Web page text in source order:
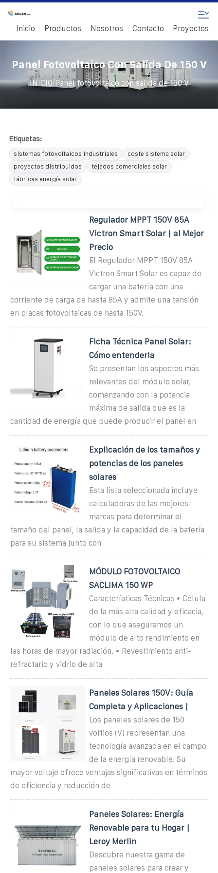
Inicio Productos Nosotros Contacto Proyectos
Panel Fotovoltaico Con Salida De 150 V
INICIO/Panel fotovoltaico con salida de 150 V
Etiquetas:
sistemas fotovoltaicos industriales
coste sistema solar
proyectos distribuidos
tejados comerciales solar
fábricas energía solar
Regulador MPPT 150V 85A
Victron Smart Solar | al Mejor
Precio
El Regulador MPPT 150V 85A
Victron Smart Solar es capaz de
cargar una batería con una
corriente de carga de hasta 85A y admite una tensión
en placas fotovoltaicas de hasta 150V.
Ficha Técnica Panel Solar:
Cómo entenderla
Se presentan los aspectos más
relevantes del módulo solar,
comenzando con la potencia
máxima de salida que es la
cantidad de energía que puede producir el panel en
Explicación de los tamaños y
potencias de los paneles
solares
Esta lista seleccionada incluye
calculadoras de las mejores
marcas para determinar el
tamaño del panel, la salida y la capacidad de la batería
para su sistema junto con
MÓDULO FOTOVOLTAICO
SACLIMA 150 WP
Caracteríaticas Técnicas • Célula
de la más alta calidad y eficacia,
con lo que aseguramos un
módulo de alto rendimiento en
las horas de mayor radiación. • Revestimiento anti-
refractario y vidrio de alta
Paneles Solares 150V: Guía
Completa y Aplicaciones |
Los paneles solares de 150
voltios (V) representan una
tecnología avanzada en el campo
de la energía renovable. Su
mayor voltaje ofrece ventajas significativas en términos
de eficiencia y reducción de
Paneles Solares: Energía
Renovable para tu Hogar |
Leroy Merlin
Descubre nuestra gama de
paneles solares para crear y